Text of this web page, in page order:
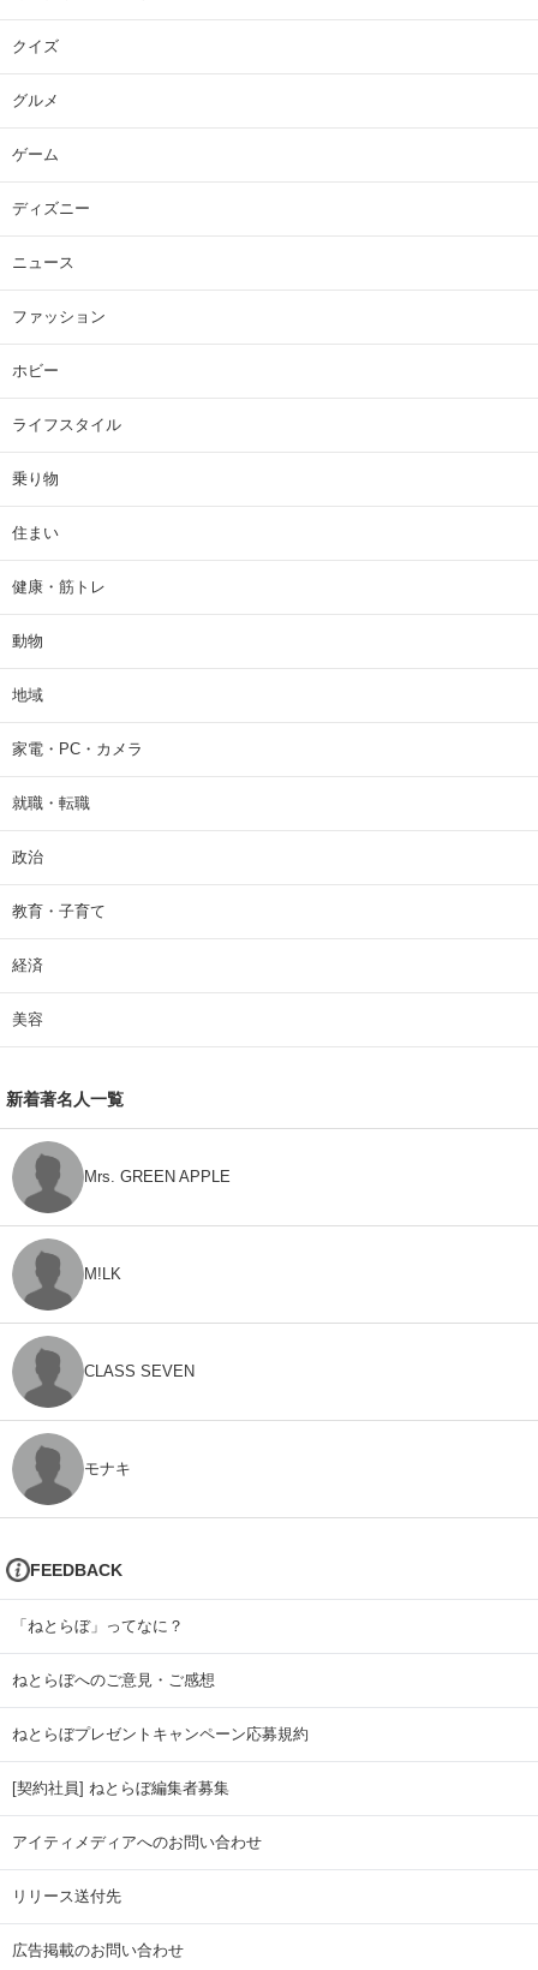
クイズ
グルメ
ゲーム
ディズニー
ニュース
ファッション
ホビー
ライフスタイル
乗り物
住まい
健康・筋トレ
動物
地域
家電・PC・カメラ
就職・転職
政治
教育・子育て
経済
美容
新着著名人一覧
Mrs. GREEN APPLE
M!LK
CLASS SEVEN
モナキ
FEEDBACK
「ねとらぼ」ってなに？
ねとらぼへのご意見・ご感想
ねとらぼプレゼントキャンペーン応募規約
[契約社員] ねとらぼ編集者募集
アイティメディアへのお問い合わせ
リリース送付先
広告掲載のお問い合わせ